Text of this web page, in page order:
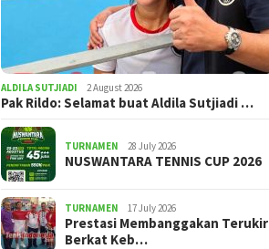
ALDILA SUTJIADI 2 August 2026
Pak Rildo: Selamat buat Aldila Sutjiadi …
TURNAMEN 28 July 2026
NUSWANTARA TENNIS CUP 2026
TURNAMEN 17 July 2026
Prestasi Membanggakan Terukir
Berkat Keb…